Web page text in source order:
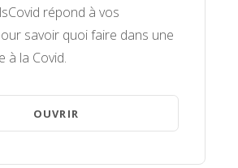
répond à vos
savoir quoi faire dans une
à la Covid.
OUVRIR